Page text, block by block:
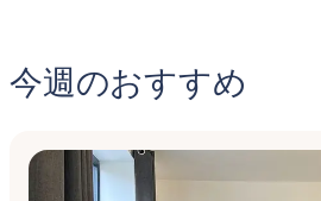
今週のおすすめ